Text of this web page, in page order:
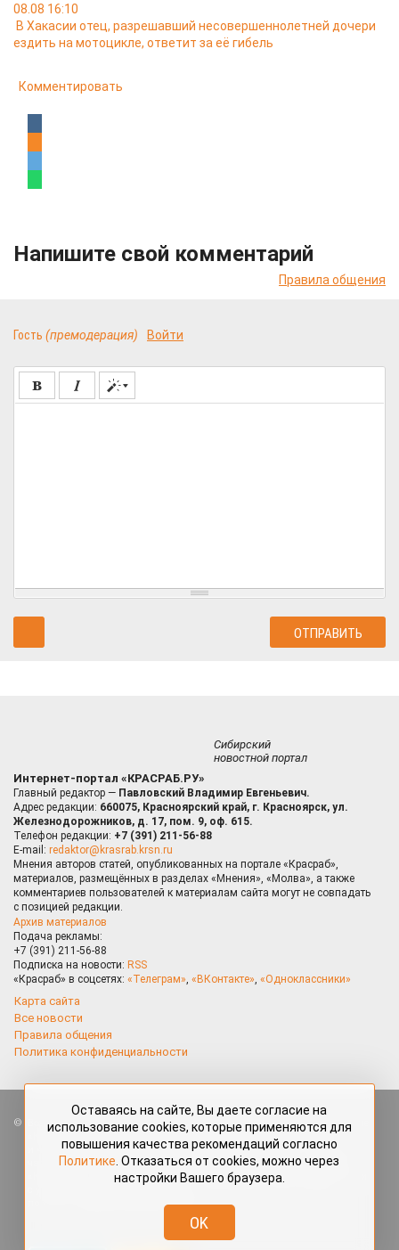
08.08 16:10
В Хакасии отец, разрешавший несовершеннолетней дочери
ездить на мотоцикле, ответит за её гибель
Комментировать
Напишите свой комментарий
Правила общения
Гость (премодерация) Войти
Сибирский
новостной портал
Интернет-портал «КРАСРАБ.РУ»
Главный редактор — Павловский Владимир Евгеньевич.
Адрес редакции: 660075, Красноярский край, г. Красноярск, ул.
Железнодорожников, д. 17, пом. 9, оф. 615.
Телефон редакции: +7 (391) 211-56-88
E-mail: redaktor@krasrab.krsn.ru
Мнения авторов статей, опубликованных на портале «Красраб»,
материалов, размещённых в разделах «Мнения», «Молва», а также
комментариев пользователей к материалам сайта могут не совпадать
с позицией редакции.
Архив материалов
Подача рекламы:
+7 (391) 211-56-88
Подписка на новости: RSS
«Красраб» в соцсетях: «Телеграм», «ВКонтакте», «Одноклассники»
Карта сайта
Все новости
Правила общения
Политика конфиденциальности
Все права защищены. Любые материалы, размещённые на портале
«Красраб.ру» сотрудниками редакции, нештатными авторами
и читателями, являются объектами авторского права. Полное или
частичное использование материалов, размещённых на портале
«Красраб.ру», допускается только с письменного согласия редакции
redaktor@krasrab.krsn.ru.
Оставаясь на сайте, Вы даете согласие на
использование cookies, которые применяются для
повышения качества рекомендаций согласно
Политике . Отказаться от cookies, можно через
настройки Вашего браузера.
OK